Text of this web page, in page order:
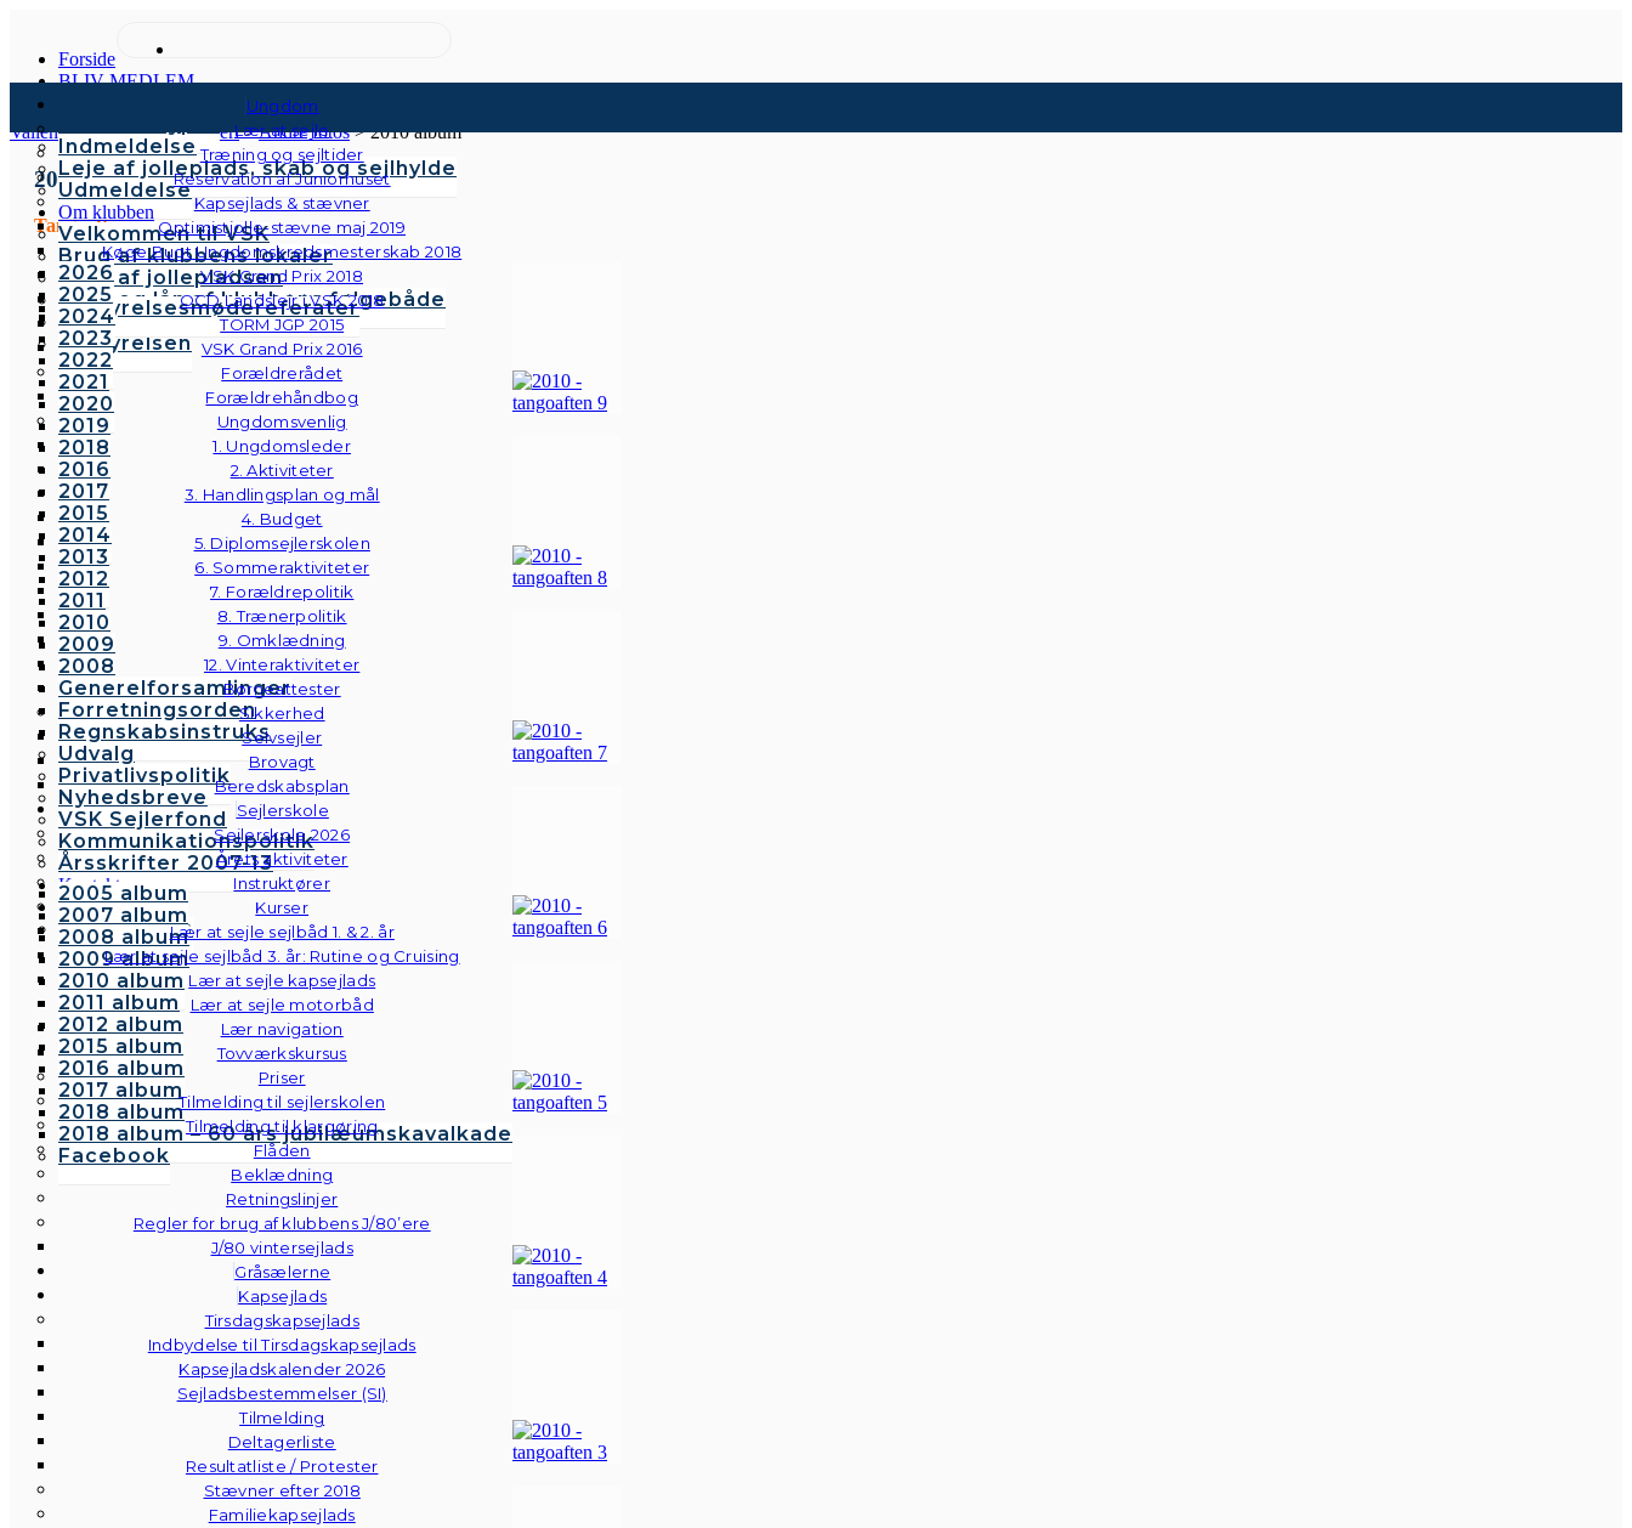
Ungdom
Lær at sejle
Træning og sejltider
Reservation af Juniorhuset
Kapsejlads & stævner
Optimistjolle-stævne maj 2019
Køge Bugt Ungdomskredsmesterskab 2018
VSK Grand Prix 2018
OCD Landslejr i VSK 2018
TORM JGP 2015
VSK Grand Prix 2016
Forældrerådet
Forældrehåndbog
Ungdomsvenlig
1. Ungdomsleder
2. Aktiviteter
3. Handlingsplan og mål
4. Budget
5. Diplomsejlerskolen
6. Sommeraktiviteter
7. Forældrepolitik
8. Trænerpolitik
9. Omklædning
12. Vinteraktiviteter
Børneattester
Sikkerhed
Selvsejler
Brovagt
Beredskabsplan
Sejlerskole
Sejlerskole 2026
Årets aktiviteter
Instruktører
Kurser
Lær at sejle sejlbåd 1. & 2. år
Lær at sejle sejlbåd 3. år: Rutine og Cruising
Lær at sejle kapsejlads
Lær at sejle motorbåd
Lær navigation
Tovværkskursus
Priser
Tilmelding til sejlerskolen
Tilmelding til klargøring
Flåden
Beklædning
Retningslinjer
Regler for brug af klubbens J/80’ere
J/80 vintersejlads
Gråsælerne
Kapsejlads
Tirsdagskapsejlads
Indbydelse til Tirsdagskapsejlads
Kapsejladskalender 2026
Sejladsbestemmelser (SI)
Tilmelding
Deltagerliste
Resultatliste / Protester
Stævner efter 2018
Familiekapsejlads
Forside
BLIV MEDLEM
Kontingenter & gebyrer
Indmeldelse
Leje af jolleplads, skab og sejlhylde
Udmeldelse
Om klubben
Velkommen til VSK
Brug af klubbens lokaler
Brug af jollepladsen
Brug og lån af klubbens følgebåde
Vedtægter
Bestyrelsen
Bestyrelsesmødereferater
2026
2025
2024
2023
2022
2021
2020
2019
2018
2016
2017
2015
2014
2013
2012
2011
2010
2009
2008
Generelforsamlinger
Forretningsorden
Regnskabsinstruks
Udvalg
Privatlivspolitik
Nyhedsbreve
VSK Sejlerfond
Kommunikationspolitik
Årsskrifter 2007-13
Kontakt
Galleri
Andre fotos
2005 album
2007 album
2008 album
2009 album
2010 album
2011 album
2012 album
2015 album
2016 album
2017 album
2018 album
2018 album – 60 års jubilæumskavalkade
Facebook
Vallensbæk Sejlklub>Galleri>Andre fotos>2010 album
2010
Tangoaften